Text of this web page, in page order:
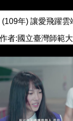
(109年) 讓愛飛躍雲
作者:國立臺灣師範